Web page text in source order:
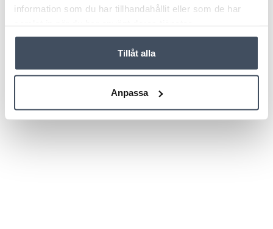
information som du har tillhandahållit eller som de har
Tillåt alla
Anpassa